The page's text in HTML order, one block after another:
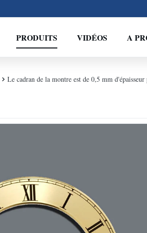
PRODUITS VIDÉOS A
Le cadran de la montre est de 0,5 mm